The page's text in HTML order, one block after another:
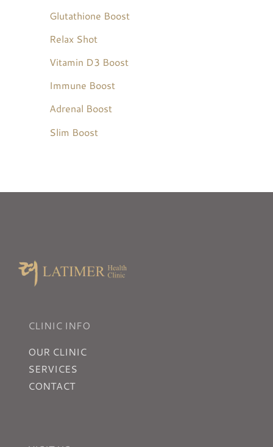
Glutathione Boost
Relax Shot
Vitamin D3 Boost
Immune Boost
Adrenal Boost
Slim Boost
CLINIC INFO
OUR CLINIC
SERVICES
CONTACT